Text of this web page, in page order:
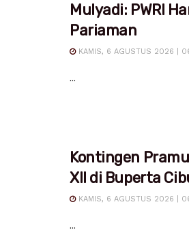
Mulyadi: PWRI
Pariaman
KAMIS, 6 AGUSTUS 2026 |
...
Kontingen
XII di Buperta
KAMIS, 6 AGUSTUS 2026 |
...